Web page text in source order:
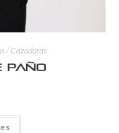
/ Cazadoras
paño